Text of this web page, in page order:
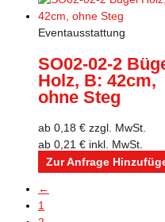
Eventausstattung
SO02-02-2
Holz, B: 42cm,
ohne Steg
ab 0,18 € zzgl. MwSt.
ab 0,21 € inkl. MwSt.
Zur Anfrage
←
1